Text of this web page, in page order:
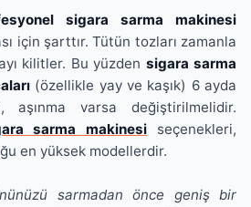
sigara sarma makinesi
için şarttır. Tütün tozları zamanla
kilitler. Bu yüzden sigara sarma
(özellikle yay ve kaşık) 6 ayda
varsa değiştirilmelidir.
sarma makinesi seçenekleri,
en yüksek modellerdir.
sarmadan önce geniş bir